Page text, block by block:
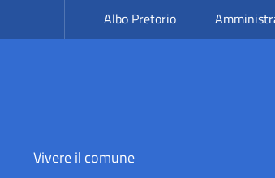
Albo Pretorio
Vivere il comune